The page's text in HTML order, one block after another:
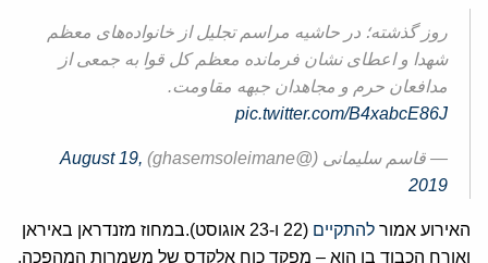
روز گذشته؛ در حاشیه مراسم تجلیل از خانواده‌های معظم
شهدا و اعطای نشان فرمانده معظم کل قوا به جمعی از
مدافعان حرم و مجاهدان جبهه مقاومت.
pic.twitter.com/B4xabcE86J
— قاسم سلیمانی (@ghasemsoleimane)
August 19,
2019
האירוע אמור להתקיים
(22 ו-23 אוגוסט).במחוז מזנדראן באיראן
ואורח הכבוד בו הוא – מפקד כוח אלקדס של משמרות המהפכה,